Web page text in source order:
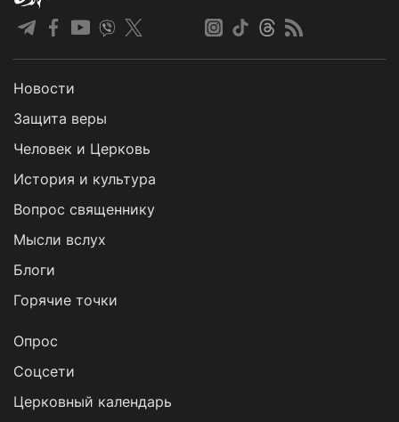
Новости
Защита веры
Человек и Церковь
История и культура
Вопрос священнику
Мысли вслух
Блоги
Горячие точки
Опрос
Cоцсети
Церковный календарь